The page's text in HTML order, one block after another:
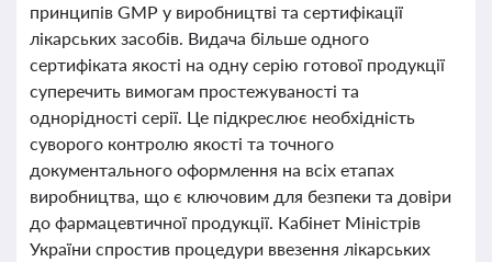
принципів GMP у виробництві та сертифікації
лікарських засобів. Видача більше одного
сертифіката якості на одну серію готової продукції
суперечить вимогам простежуваності та
однорідності серії. Це підкреслює необхідність
суворого контролю якості та точного
документального оформлення на всіх етапах
виробництва, що є ключовим для безпеки та довіри
до фармацевтичної продукції. Кабінет Міністрів
України спростив процедури ввезення лікарських